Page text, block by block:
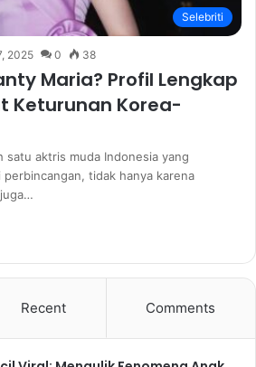
Selebriti
2025 0 38
Maria? Profil Lengkap
Keturunan Korea-
satu aktris muda Indonesia yang
perbincangan, tidak hanya karena
Recent Comments